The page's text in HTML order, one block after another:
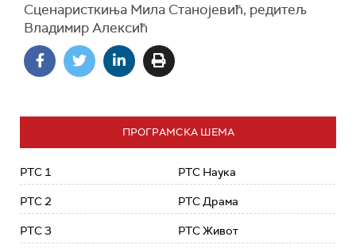
Сценаристкиња Мила Станојевић, редитељ
Владимир Алексић
ПРОГРАМСКА ШЕМА
РТС 1
РТС 2
РТС 3
РТС Наука
РТС Драма
РТС Живот